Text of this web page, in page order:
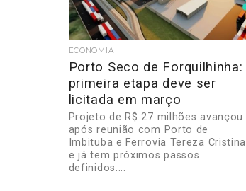
ECONOMIA
Porto Seco de Forquilhinha:
primeira etapa deve ser
licitada em março
Projeto de R$ 27 milhões avançou
após reunião com Porto de
Imbituba e Ferrovia Tereza Cristina
e já tem próximos passos
definidos....